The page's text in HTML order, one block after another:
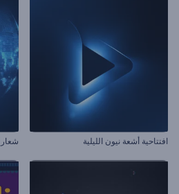
افتتاحية أشعة نيون الليلية شعار